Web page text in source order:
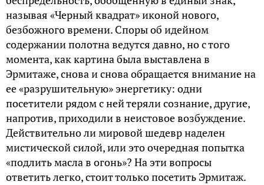
называя «Черный квадрат» иконой нового,
безбожного времени. Споры об идейном
содержании полотна ведутся давно, но с того
момента, как картина была выставлена в
Эрмитаже, снова и снова обращается внимание на
ее «разрушительную» энергетику: одни
посетители рядом с ней теряли сознание, другие,
напротив, приходили в неистовое возбуждение.
Действительно ли мировой шедевр наделен
мистической силой, или это очередная попытка
«подлить масла в огонь»? На эти вопросы
ответить легко, стоит только посетить Эрмитаж.